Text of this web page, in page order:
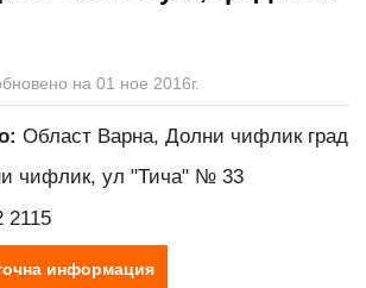
на 01 ное 2016г.
Област Варна, Долни чифлик град
чифлик, ул "Тича" № 33
2115
информация